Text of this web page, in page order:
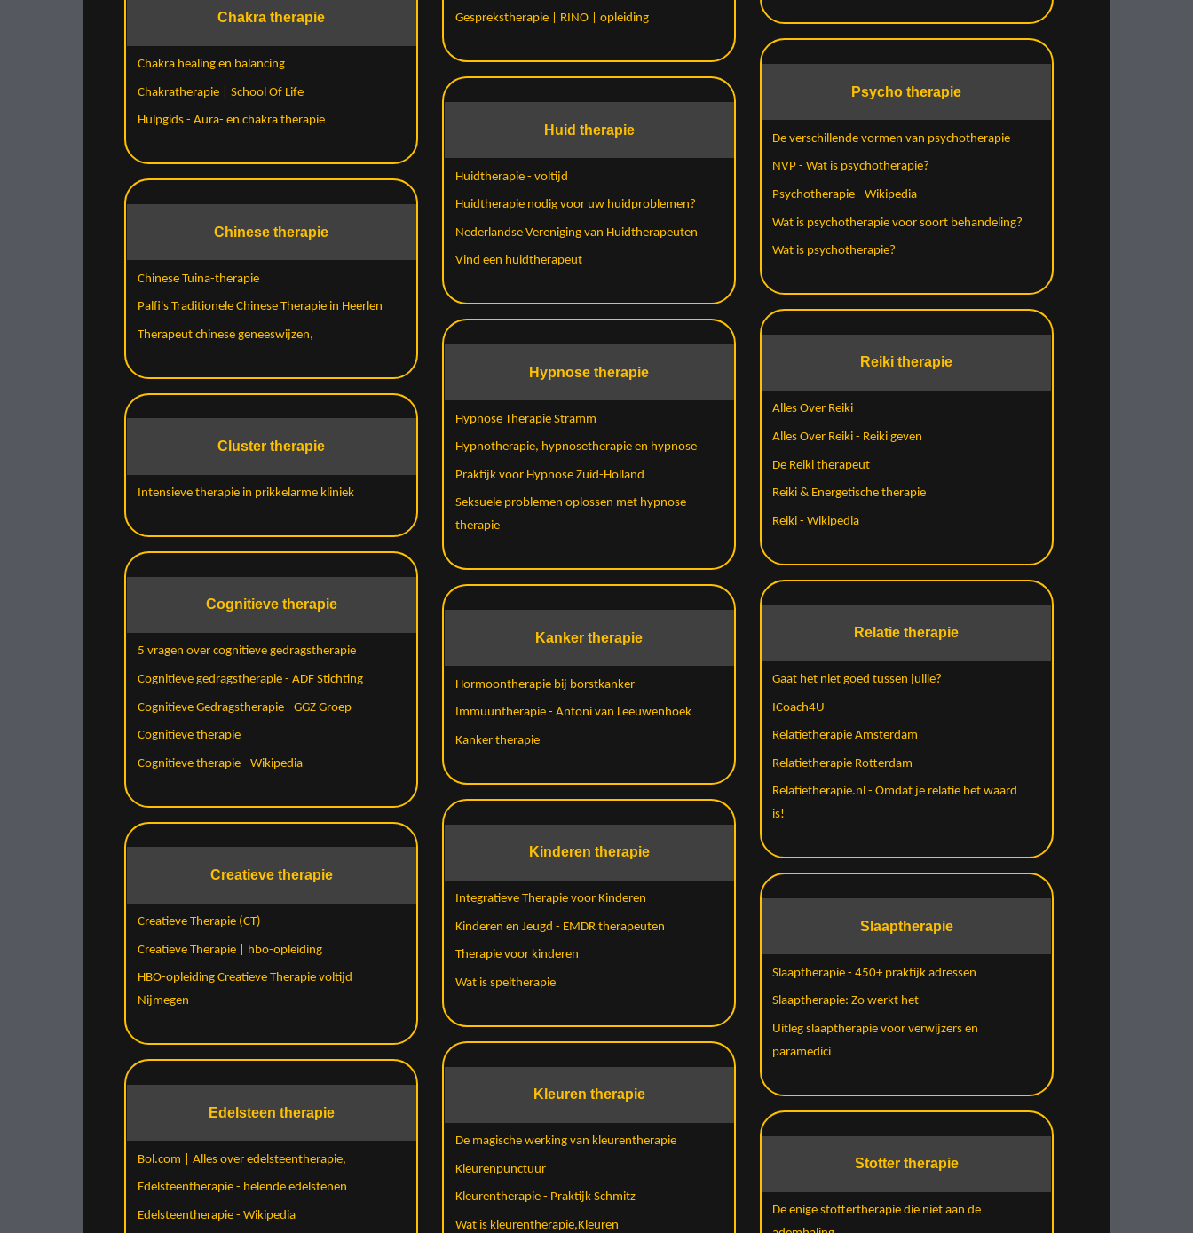
Chakra therapie
Chakra healing en balancing
Chakratherapie | School Of Life
Hulpgids - Aura- en chakra therapie
Chinese therapie
Chinese Tuina-therapie
Palfi's Traditionele Chinese Therapie in Heerlen
Therapeut chinese geneeswijzen,
Cluster therapie
Intensieve therapie in prikkelarme kliniek
Cognitieve therapie
5 vragen over cognitieve gedragstherapie
Cognitieve gedragstherapie - ADF Stichting
Cognitieve Gedragstherapie - GGZ Groep
Cognitieve therapie
Cognitieve therapie - Wikipedia
Creatieve therapie
Creatieve Therapie (CT)
Creatieve Therapie | hbo-opleiding
HBO-opleiding Creatieve Therapie voltijd
Nijmegen
Edelsteen therapie
Bol.com | Alles over edelsteentherapie,
Edelsteentherapie - helende edelstenen
Edelsteentherapie - Wikipedia
Gesprekstherapie | RINO | opleiding
Huid therapie
Huidtherapie - voltijd
Huidtherapie nodig voor uw huidproblemen?
Nederlandse Vereniging van Huidtherapeuten
Vind een huidtherapeut
Hypnose therapie
Hypnose Therapie Stramm
Hypnotherapie, hypnosetherapie en hypnose
Praktijk voor Hypnose Zuid-Holland
Seksuele problemen oplossen met hypnose
therapie
Kanker therapie
Hormoontherapie bij borstkanker
Immuuntherapie - Antoni van Leeuwenhoek
Kanker therapie
Kinderen therapie
Integratieve Therapie voor Kinderen
Kinderen en Jeugd - EMDR therapeuten
Therapie voor kinderen
Wat is speltherapie
Kleuren therapie
De magische werking van kleurentherapie
Kleurenpunctuur
Kleurentherapie - Praktijk Schmitz
Wat is kleurentherapie,Kleuren
Psycho therapie
De verschillende vormen van psychotherapie
NVP - Wat is psychotherapie?
Psychotherapie - Wikipedia
Wat is psychotherapie voor soort behandeling?
Wat is psychotherapie?
Reiki therapie
Alles Over Reiki
Alles Over Reiki - Reiki geven
De Reiki therapeut
Reiki & Energetische therapie
Reiki - Wikipedia
Relatie therapie
Gaat het niet goed tussen jullie?
ICoach4U
Relatietherapie Amsterdam
Relatietherapie Rotterdam
Relatietherapie.nl - Omdat je relatie het waard
is!
Slaaptherapie
Slaaptherapie - 450+ praktijk adressen
Slaaptherapie: Zo werkt het
Uitleg slaaptherapie voor verwijzers en
paramedici
Stotter therapie
De enige stottertherapie die niet aan de